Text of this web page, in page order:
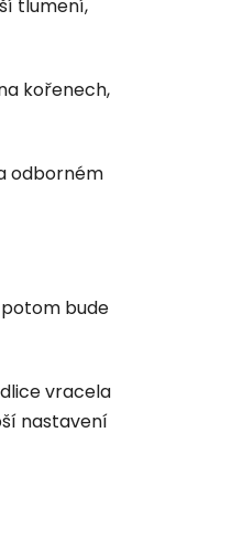
tlumení,
kořenech,
odborném
bude
vracela
nastavení